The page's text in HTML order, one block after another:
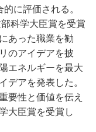
に評価される。
科学大臣賞を受賞
あった職業を勧
のアイデアを披
エネルギーを最大
デアを発表した。
要性と価値を伝え
大臣賞を受賞し